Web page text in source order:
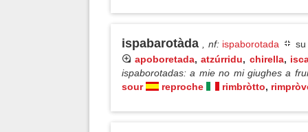
ispabarotàda , nf: ispaborotada
apoboretada,atzúrridu, chirella,
ispaborotadas: a mie no mi giughes a
sour
reproche rimbròtto,